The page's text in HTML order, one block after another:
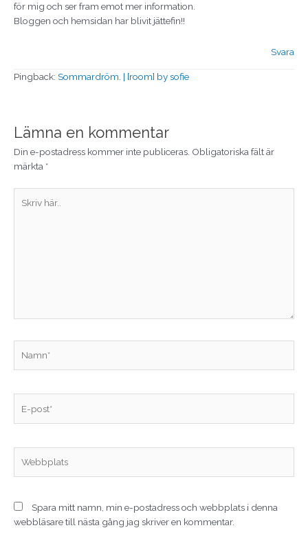
för mig och ser fram emot mer information.
Bloggen och hemsidan har blivit jättefin!!
Svara
Pingback: Sommardröm. | [room] by sofie
Lämna en kommentar
Din e-postadress kommer inte publiceras. Obligatoriska fält är
märkta *
här..
post*
Spara mitt namn, min e-postadress och webbplats i denna
webbläsare till nästa gång jag skriver en kommentar.